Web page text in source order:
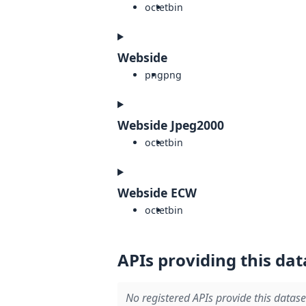
octetbin
Webside
pngpng
Webside Jpeg2000
octetbin
Webside ECW
octetbin
APIs providing this
No registered APIs provide this